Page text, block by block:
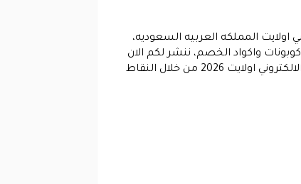
المملكه العربيه السعوديه،
واكواد الخصم، ننشر لكم الان
نحن فريق عمل موقع بوابه الكوبونات قائمة توضح احدث واشهر كوبونات واكواد الخصم المتاحة داخل المتجر الرسمي الالكتروني اولايت 2026 من خلال النقاط